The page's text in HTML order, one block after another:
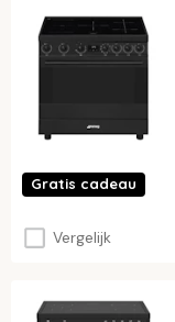
Gratis cadeau
Vergelijk